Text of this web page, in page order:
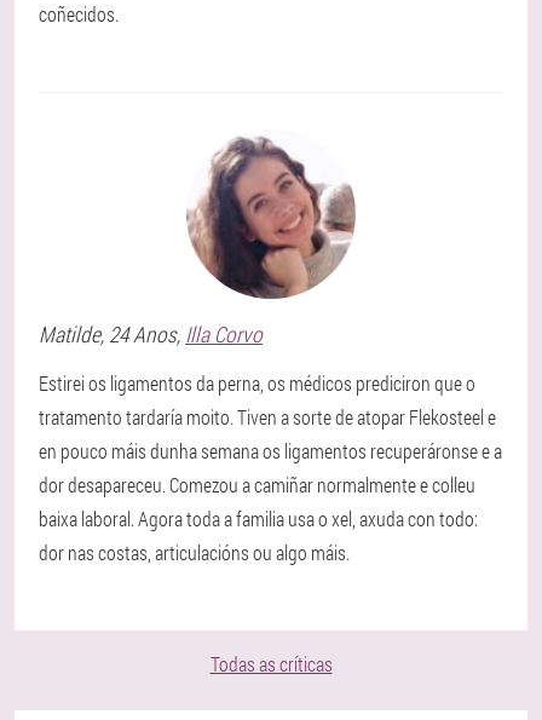
coñecidos.
Matilde, 24 Anos, Illa Corvo
Estirei os ligamentos da perna, os médicos prediciron que o
tratamento tardaría moito. Tiven a sorte de atopar Flekosteel e
en pouco máis dunha semana os ligamentos recuperáronse e a
dor desapareceu. Comezou a camiñar normalmente e colleu
baixa laboral. Agora toda a familia usa o xel, axuda con todo:
dor nas costas, articulacións ou algo máis.
Todas as críticas